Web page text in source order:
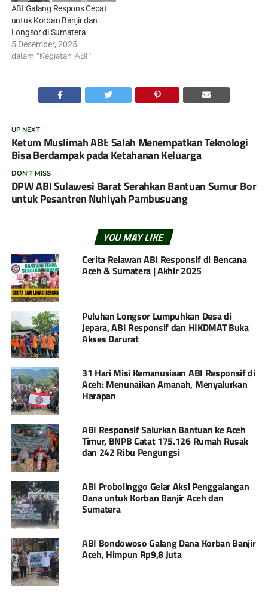
ABI Galang Respons Cepat
untuk Korban Banjir dan
Longsor di Sumatera
5 Desember, 2025
dalam "Kegiatan ABI"
UP NEXT
Ketum Muslimah ABI: Salah Menempatkan Teknologi
Bisa Berdampak pada Ketahanan Keluarga
DON'T MISS
DPW ABI Sulawesi Barat Serahkan Bantuan Sumur Bor
untuk Pesantren Nuhiyah Pambusuang
YOU MAY LIKE
Cerita Relawan ABI Responsif di Bencana
Aceh & Sumatera | Akhir 2025
Puluhan Longsor Lumpuhkan Desa di
Jepara, ABI Responsif dan HIKDMAT Buka
Akses Darurat
31 Hari Misi Kemanusiaan ABI Responsif di
Aceh: Menunaikan Amanah, Menyalurkan
Harapan
ABI Responsif Salurkan Bantuan ke Aceh
Timur, BNPB Catat 175.126 Rumah Rusak
dan 242 Ribu Pengungsi
ABI Probolinggo Gelar Aksi Penggalangan
Dana untuk Korban Banjir Aceh dan
Sumatera
ABI Bondowoso Galang Dana Korban Banjir
Aceh, Himpun Rp9,8 Juta